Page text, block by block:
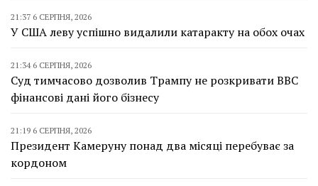
21:37 6 СЕРПНЯ, 2026
У США леву успішно видалили катаракту на обох очах
21:34 6 СЕРПНЯ, 2026
Суд тимчасово дозволив Трампу не розкривати BBC
фінансові дані його бізнесу
21:19 6 СЕРПНЯ, 2026
Президент Камеруну понад два місяці перебуває за
кордоном